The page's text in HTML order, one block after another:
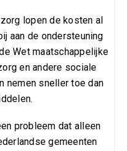
lopen de kosten al
aan de ondersteuning
Wet maatschappelijke
en andere sociale
nemen sneller toe dan
probleem dat alleen
gemeenten